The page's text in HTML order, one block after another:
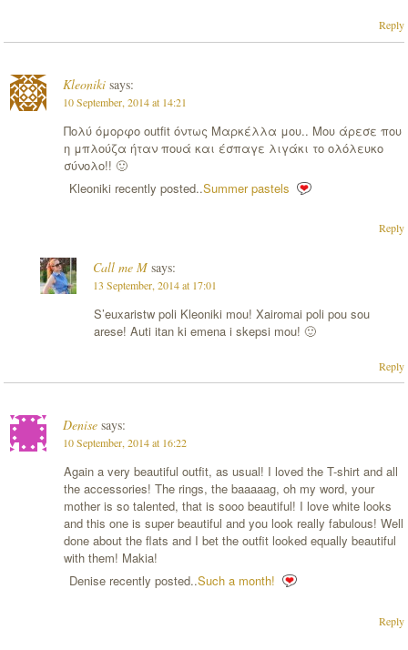
Reply
Kleoniki says:
10 September, 2014 at 14:21
Πολύ όμορφο outfit όντως Μαρκέλλα μου.. Μου άρεσε που
η μπλούζα ήταν πουά και έσπαγε λιγάκι το ολόλευκο
σύνολο!! 🙂
Kleoniki recently posted..Summer pastels
Reply
Call me M says:
13 September, 2014 at 17:01
S’euxaristw poli Kleoniki mou! Xairomai poli pou sou
arese! Auti itan ki emena i skepsi mou! 🙂
Reply
Denise says:
10 September, 2014 at 16:22
Again a very beautiful outfit, as usual! I loved the T-shirt and all
the accessories! The rings, the baaaaag, oh my word, your
mother is so talented, that is sooo beautiful! I love white looks
and this one is super beautiful and you look really fabulous! Well
done about the flats and I bet the outfit looked equally beautiful
with them! Makia!
Denise recently posted..Such a month!
Reply